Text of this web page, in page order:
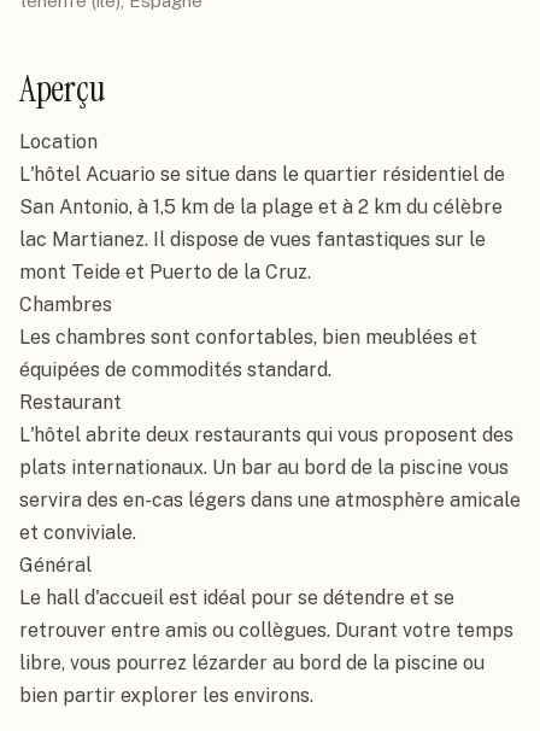
Aperçu
Location
L'hôtel Acuario se situe dans le quartier résidentiel de
San Antonio, à 1,5 km de la plage et à 2 km du célèbre
lac Martianez. Il dispose de vues fantastiques sur le
mont Teide et Puerto de la Cruz.
Chambres
Les chambres sont confortables, bien meublées et
équipées de commodités standard.
Restaurant
L'hôtel abrite deux restaurants qui vous proposent des
plats internationaux. Un bar au bord de la piscine vous
servira des en-cas légers dans une atmosphère amicale
et conviviale.
Général
Le hall d'accueil est idéal pour se détendre et se
retrouver entre amis ou collègues. Durant votre temps
libre, vous pourrez lézarder au bord de la piscine ou
bien partir explorer les environs.